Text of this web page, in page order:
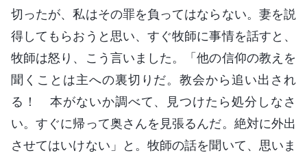
切ったが、私はその罪を負ってはならない。妻を説
得してもらおうと思い、すぐ牧師に事情を話すと、
牧師は怒り、こう言いました。「他の信仰の教えを
聞くことは主への裏切りだ。教会から追い出され
る！ 本がないか調べて、見つけたら処分しなさ
い。すぐに帰って奥さんを見張るんだ。絶対に外出
させてはいけない」と。牧師の話を聞いて、思いま